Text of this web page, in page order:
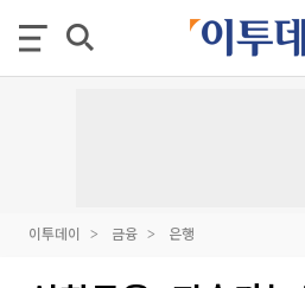
이투데이 금융 은행